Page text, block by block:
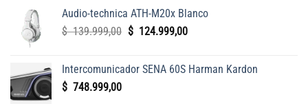
Audio-technica ATH-M20x Blanco
$139.999,00 El
era:
$ 124.999,00El
es:
Intercomunicador SENA 60S Harman Kardon
$ 748.999,00